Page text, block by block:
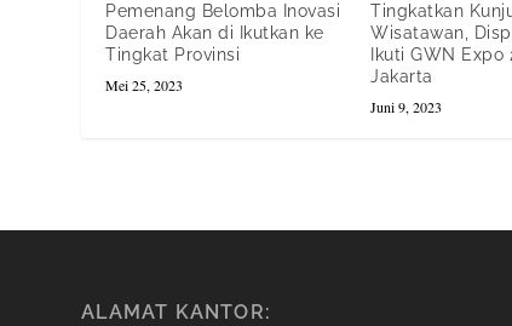
Pemenang Belomba Inovasi
Daerah Akan di Ikutkan ke
Tingkat Provinsi
Mei 25, 2023
Tingkatkan
Wisatawan,
Ikuti GWN Expo
Jakarta
Juni 9, 2023
ALAMAT KANTOR: